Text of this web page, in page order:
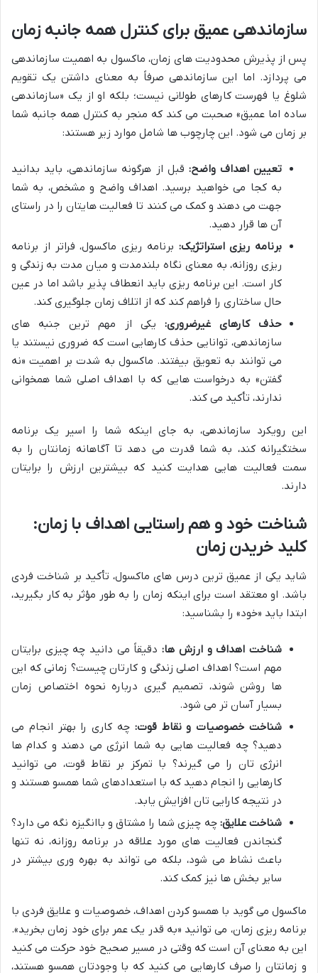
سازماندهی عمیق برای کنترل همه جانبه زمان
پس از پذیرش محدودیت های زمان، ماکسول به اهمیت سازماندهی
می پردازد. اما این سازماندهی صرفاً به معنای داشتن یک تقویم
شلوغ یا فهرست کارهای طولانی نیست؛ بلکه او از یک «سازماندهی
ساده اما عمیق» صحبت می کند که منجر به کنترل همه جانبه شما
بر زمان می شود. این چارچوب ها شامل موارد زیر هستند:
تعیین اهداف واضح: قبل از هرگونه سازماندهی، باید بدانید
به کجا می خواهید برسید. اهداف واضح و مشخص، به شما
جهت می دهند و کمک می کنند تا فعالیت هایتان را در راستای
آن ها قرار دهید.
برنامه ریزی استراتژیک: برنامه ریزی ماکسول، فراتر از برنامه
ریزی روزانه، به معنای نگاه بلندمدت و میان مدت به زندگی و
کار است. این برنامه ریزی باید انعطاف پذیر باشد اما در عین
حال ساختاری را فراهم کند که از اتلاف زمان جلوگیری کند.
حذف کارهای غیرضروری: یکی از مهم ترین جنبه های
سازماندهی، توانایی حذف کارهایی است که ضروری نیستند یا
می توانند به تعویق بیفتند. ماکسول به شدت بر اهمیت «نه
گفتن» به درخواست هایی که با اهداف اصلی شما همخوانی
ندارند، تأکید می کند.
این رویکرد سازماندهی، به جای اینکه شما را اسیر یک برنامه
سختگیرانه کند، به شما قدرت می دهد تا آگاهانه زمانتان را به
سمت فعالیت هایی هدایت کنید که بیشترین ارزش را برایتان
دارند.
شناخت خود و هم راستایی اهداف با زمان:
کلید خریدن زمان
شاید یکی از عمیق ترین درس های ماکسول، تأکید بر شناخت فردی
باشد. او معتقد است برای اینکه زمان را به طور مؤثر به کار بگیرید،
ابتدا باید «خود» را بشناسید:
شناخت اهداف و ارزش ها:دقیقاً می دانید چه چیزی برایتان
مهم است؟ اهداف اصلی زندگی و کارتان چیست؟ زمانی که این
ها روشن شوند، تصمیم گیری درباره نحوه اختصاص زمان
بسیار آسان تر می شود.
شناخت خصوصیات و نقاط قوت: چه کاری را بهتر انجام می
دهید؟ چه فعالیت هایی به شما انرژی می دهند و کدام ها
انرژی تان را می گیرند؟ با تمرکز بر نقاط قوت، می توانید
کارهایی را انجام دهید که با استعدادهای شما همسو هستند و
در نتیجه کارایی تان افزایش یابد.
شناخت علایق: چه چیزی شما را مشتاق و باانگیزه نگه می دارد؟
گنجاندن فعالیت های مورد علاقه در برنامه روزانه، نه تنها
باعث نشاط می شود، بلکه می تواند به بهره وری بیشتر در
سایر بخش ها نیز کمک کند.
ماکسول می گوید با همسو کردن اهداف، خصوصیات و علایق فردی با
برنامه ریزی زمان، می توانید «به قدر یک عمر برای خود زمان بخرید».
این به معنای آن است که وقتی در مسیر صحیح خود حرکت می کنید
و زمانتان را صرف کارهایی می کنید که با وجودتان همسو هستند،